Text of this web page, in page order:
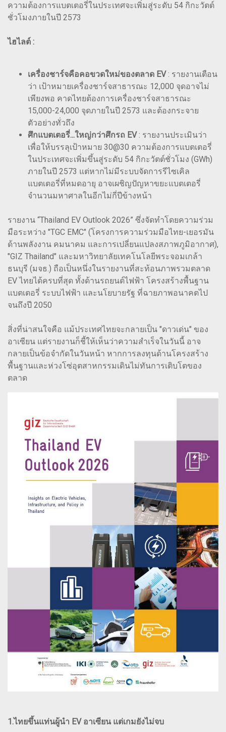
ความต้องการแบตเตอรี่ในประเทศจะเพิ่มสู่ระดับ 54 กิกะวัตต์
ชั่วโมงภายในปี 2573
ไฮไลต์ :
เครื่องชาร์จคือคอขวดใหม่ของตลาด EV: รายงานเตือน
ว่า เป้าหมายเครื่องชาร์จสาธารณะ 12,000 จุดอาจไม่
เพียงพอ คาดไทยต้องการเครื่องชาร์จสาธารณะ
15,000-24,000 จุดภายในปี 2573 และต้องกระจาย
ตัวอย่างทั่วถึง
ศึกแบตเตอรี่...ใหญ่กว่าศึกรถ EV: รายงานประเมินว่า
เพื่อให้บรรลุเป้าหมาย 30@30 ความต้องการแบตเตอรี่
ในประเทศจะเพิ่มขึ้นสู่ระดับ 54 กิกะวัตต์ชั่วโมง (GWh)
ภายในปี 2573 แต่หากไม่มีระบบจัดการรีไซเคิล
แบตเตอรี่ที่หมดอายุ อาจเผชิญปัญหาขยะแบตเตอรี่
จำนวนมหาศาลในอีกไม่กี่ปีข้างหน้า
รายงาน “Thailand EV Outlook 2026” ซึ่งจัดทำโดยความร่วม
มือระหว่าง "TGC EMC" (โครงการความร่วมมือไทย-เยอรมัน
ด้านพลังงาน คมนาคม และการเปลี่ยนแปลงสภาพภูมิอากาศ),
"GIZ Thailand" และมหาวิทยาลัยเทคโนโลยีพระจอมเกล้า
ธนบุรี (มจธ.) ถือเป็นหนึ่งในรายงานที่สะท้อนภาพรวมตลาด
EV ไทยได้ครบที่สุด ทั้งด้านรถยนต์ไฟฟ้า โครงสร้างพื้นฐาน
แบตเตอรี่ ระบบไฟฟ้า และนโยบายรัฐ ที่ฉายภาพอนาคตไป
จนถึงปี 2050
สิ่งที่น่าสนใจคือ แม้ประเทศไทยจะกลายเป็น "ดาวเด่น" ของ
อาเซียน แต่รายงานก็ชี้ให้เห็นว่าความสำเร็จในวันนี้ อาจ
กลายเป็นข้อจำกัดในวันหน้า หากการลงทุนด้านโครงสร้าง
พื้นฐานและห่วงโซ่อุตสาหกรรมเดินไม่ทันการเติบโตของ
ตลาด
1.ไทยขึ้นแท่นผู้นำ EV อาเซียน แต่เกมยังไม่จบ